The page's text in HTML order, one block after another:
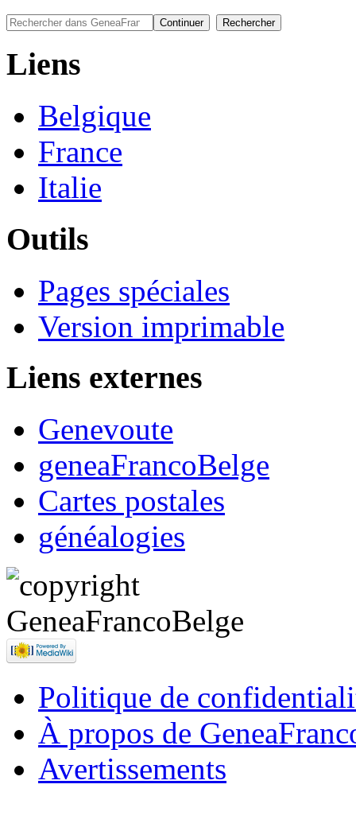
Liens
Belgique
France
Italie
Outils
Pages spéciales
Version imprimable
Liens externes
Genevoute
geneaFrancoBelge
Cartes postales
généalogies
Politique de
À propos de
Avertissements